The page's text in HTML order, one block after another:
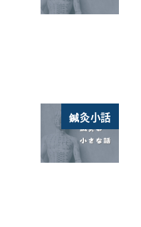
鍼灸小話